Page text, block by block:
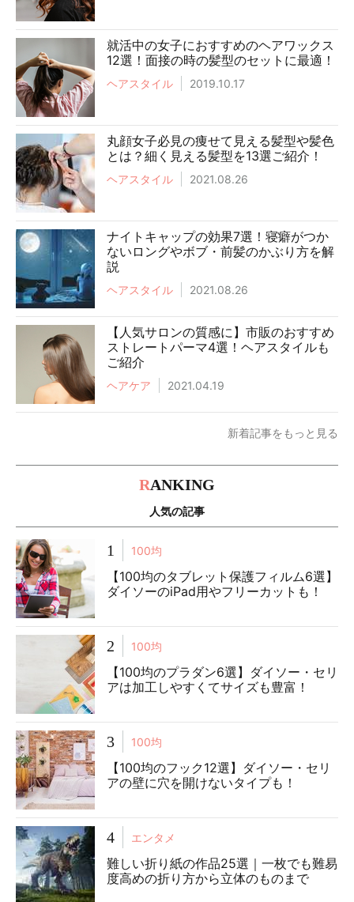
就活中の女子におすすめのヘアワックス
12選！面接の時の髪型のセットに最適！
ヘアスタイル 2019.10.17
丸顔女子必見の痩せて見える髪型や髪色
とは？細く見える髪型を13選ご紹介！
ヘアスタイル 2021.08.26
ナイトキャップの効果7選！寝癖がつか
ないロングやボブ・前髪のかぶり方を解
説
ヘアスタイル 2021.08.26
【人気サロンの質感に】市販のおすすめ
ストレートパーマ4選！ヘアスタイルも
ご紹介
ヘアケア 2021.04.19
新着記事をもっと見る
RANKING
人気の記事
1 100均
【100均のタブレット保護フィルム6選】
ダイソーのiPad用やフリーカットも！
2 100均
【100均のプラダン6選】ダイソー・セリ
アは加工しやすくてサイズも豊富！
3 100均
【100均のフック12選】ダイソー・セリ
アの壁に穴を開けないタイプも！
4 エンタメ
難しい折り紙の作品25選｜一枚でも難易
度高めの折り方から立体のものまで